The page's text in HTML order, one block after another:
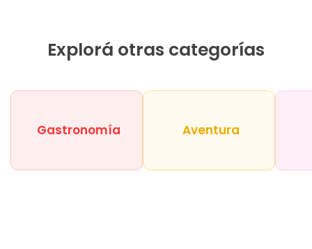
Explorá otras categorías
Gastronomía Aventura